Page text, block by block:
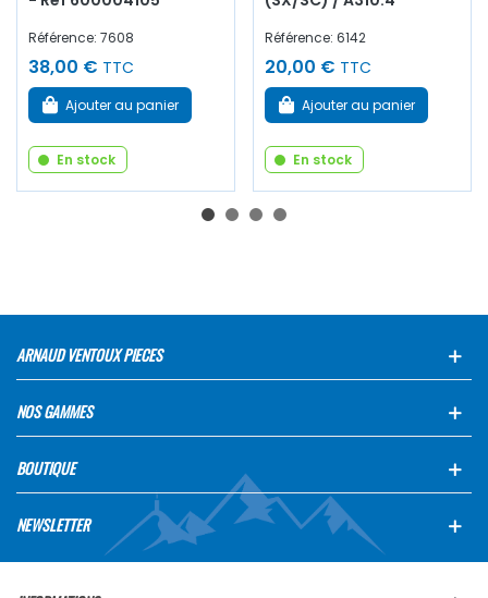
Référence: 7608
38,00 € TTC
Ajouter au panier
En stock
Référence: 6142
20,00 € TTC
Ajouter au panier
En stock
ARNAUD VENTOUX PIECES
NOS GAMMES
BOUTIQUE
NEWSLETTER